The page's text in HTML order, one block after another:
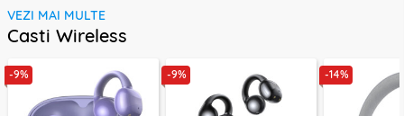
VEZI MAI MULTE
Casti Wireless
-9% -9% -14%